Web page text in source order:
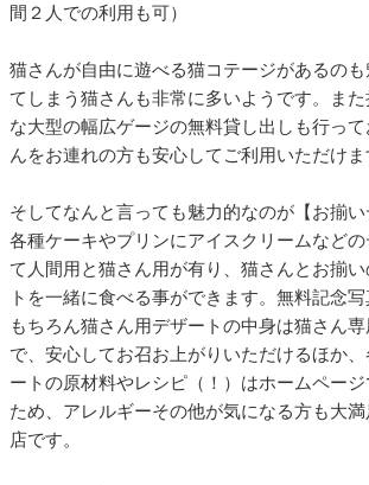
間２人での利用も可）
猫さんが自由に遊べる猫コテージがあるの
てしまう猫さんも非常に多いようです。ま
な大型の幅広ゲージの無料貸し出しも行っ
んをお連れの方も安心してご利用いただけま
そしてなんと言っても魅力的なのが【お揃い
各種ケーキやプリンにアイスクリームなど
て人間用と猫さん用が有り、猫さんとお揃
トを一緒に食べる事ができます。無料記念写
もちろん猫さん用デザートの中身は猫さん
で、安心してお召お上がりいただけるほか
ートの原材料やレシピ（！）はホームペー
ため、アレルギーその他が気になる方も大
店です。